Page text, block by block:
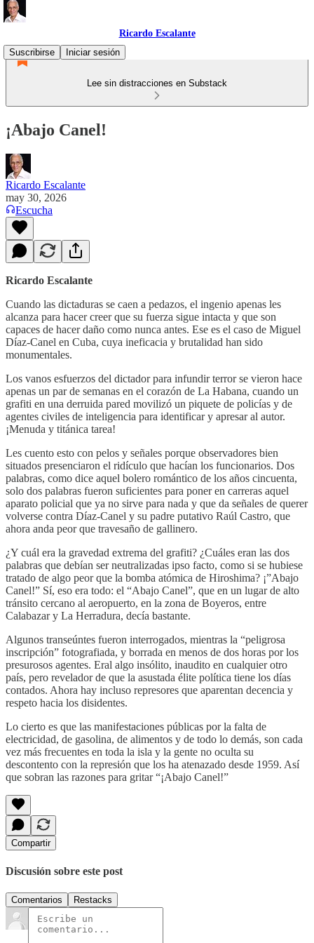
Ricardo Escalante
Suscribirse
Iniciar sesión
Lee sin distracciones en Substack
¡Abajo Canel!
Ricardo Escalante
may 30, 2026
Escucha
Ricardo Escalante
Cuando las dictaduras se caen a pedazos, el ingenio apenas les
alcanza para hacer creer que su fuerza sigue intacta y que son
capaces de hacer daño como nunca antes. Ese es el caso de Miguel
Díaz-Canel en Cuba, cuya ineficacia y brutalidad han sido
monumentales.
Los vanos esfuerzos del dictador para infundir terror se vieron hace
apenas un par de semanas en el corazón de La Habana, cuando un
grafiti en una derruida pared movilizó un piquete de policías y de
agentes civiles de inteligencia para identificar y apresar al autor.
¡Menuda y titánica tarea!
Les cuento esto con pelos y señales porque observadores bien
situados presenciaron el ridículo que hacían los funcionarios. Dos
palabras, como dice aquel bolero romántico de los años cincuenta,
solo dos palabras fueron suficientes para poner en carreras aquel
aparato policial que ya no sirve para nada y que da señales de querer
volverse contra Díaz-Canel y su padre putativo Raúl Castro, que
ahora anda peor que travesaño de gallinero.
¿Y cuál era la gravedad extrema del grafiti? ¿Cuáles eran las dos
palabras que debían ser neutralizadas ipso facto, como si se hubiese
tratado de algo peor que la bomba atómica de Hiroshima? ¡”Abajo
Canel!” Sí, eso era todo: el “Abajo Canel”, que en un lugar de alto
tránsito cercano al aeropuerto, en la zona de Boyeros, entre
Calabazar y La Herradura, decía bastante.
Algunos transeúntes fueron interrogados, mientras la “peligrosa
inscripción” fotografiada, y borrada en menos de dos horas por los
presurosos agentes. Eral algo insólito, inaudito en cualquier otro
país, pero revelador de que la asustada élite política tiene los días
contados. Ahora hay incluso represores que aparentan decencia y
respeto hacia los disidentes.
Lo cierto es que las manifestaciones públicas por la falta de
electricidad, de gasolina, de alimentos y de todo lo demás, son cada
vez más frecuentes en toda la isla y la gente no oculta su
descontento con la represión que los ha atenazado desde 1959. Así
que sobran las razones para gritar “¡Abajo Canel!”
Compartir
Discusión sobre este post
Comentarios Restacks